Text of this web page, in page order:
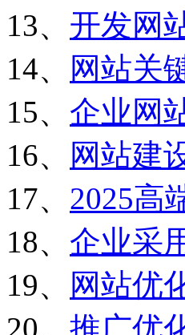
13、 开发网
14、
网站关
15、 企业网
16、
网站建
17、 2025高
18、 企业采
19、
网站优
20、 推广优